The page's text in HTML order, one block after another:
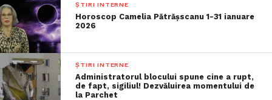
ȘTIRI INTERNE
Horoscop Camelia Pătrășscanu 1-31 ianuare
2026
ȘTIRI INTERNE
Administratorul blocului spune cine a rupt,
de fapt, sigiliul! Dezvăluirea momentului de
la Parchet